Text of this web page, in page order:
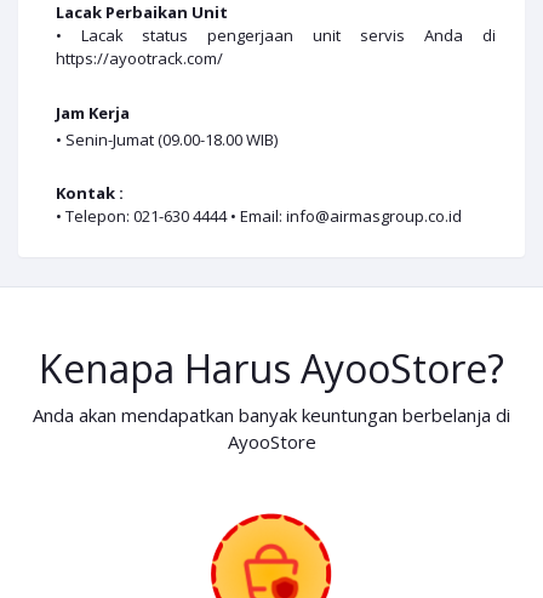
Lacak Perbaikan Unit
• Lacak status pengerjaan unit servis Anda di
https://ayootrack.com/
Jam Kerja
• Senin-Jumat (09.00-18.00 WIB)
Kontak :
• Telepon: 021-630 4444 • Email: info@airmasgroup.co.id
Kenapa Harus AyooStore?
Anda akan mendapatkan banyak keuntungan berbelanja di
AyooStore